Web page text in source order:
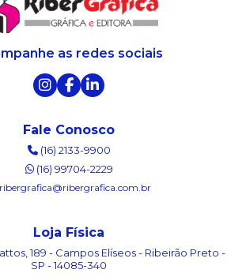
as redes sociais
Fale Conosco
(16) 2133-9900
(16) 99704-2229
Loja Física
189 - Campos Elíseos - Ribeirão Preto -
SP - 14085-340